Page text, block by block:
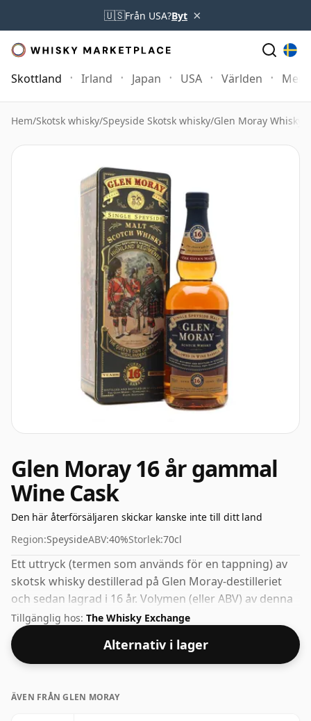
🇺🇸Från USA?Byt ×
Skottland Irland Japan USA Världen Mer
Hem/Skotsk whisky/Speyside Skotsk whisky/Glen Moray Whisky
Glen Moray 16 år gammal
Wine Cask
Den här återförsäljaren skickar kanske inte till ditt land
Region:SpeysideABV:40%Storlek:70cl
Ett uttryck (termen som används för en tappning) av
skotsk whisky destillerad på Glen Moray-destilleriet
och sedan lagrad i 16 år. Volymen (eller ABV) av denna
whisky är 40 procent, vilket är vanligt för blended
Scotch även om många single malts whisky buteljeras
med högre styrkor nu för tiden. Flaskans storlek är
70cl.
Tillgänglig hos: The Whisky Exchange
Alternativ i lager
ÄVEN FRÅN GLEN MORAY